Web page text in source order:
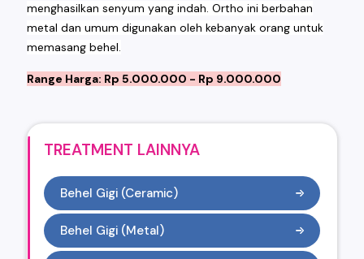
menghasilkan senyum yang indah. Ortho ini berbahan
metal dan umum digunakan oleh kebanyak orang untuk
memasang behel.
Range Harga: Rp 5.000.000 - Rp 9.000.000
TREATMENT LAINNYA
Behel Gigi (Ceramic)
Behel Gigi (Metal)